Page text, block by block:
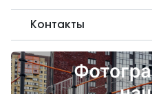
Контакты